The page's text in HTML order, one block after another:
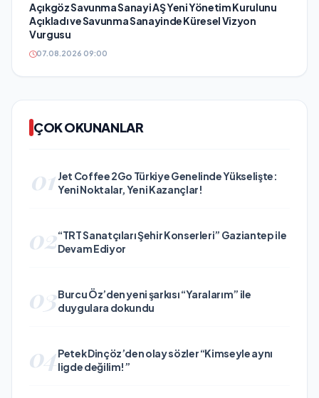
Açıkgöz Savunma Sanayi AŞ Yeni Yönetim Kurulunu
Açıkladı ve Savunma Sanayinde Küresel Vizyon
Vurgusu
07.08.2026 09:00
ÇOK OKUNANLAR
01 Jet Coffee 2Go Türkiye Genelinde Yükselişte:
Yeni Noktalar, Yeni Kazançlar!
02“TRT Sanatçıları Şehir Konserleri” Gaziantep ile
Devam Ediyor
03Burcu Öz’den yeni şarkısı “Yaralarım” ile
duygulara dokundu
04Petek Dinçöz’den olay sözler “Kimseyle aynı
ligde değilim!”